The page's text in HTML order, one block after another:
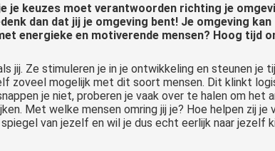
je keuzes moet verantwoorden richting je
dan dat jij je omgeving bent! Je omgeving
energieke en motiverende mensen? Hoog tijd
jij. Ze stimuleren je in je ontwikkeling en steunen je
zoveel mogelijk met dit soort mensen. Dit klinkt
je niet, proberen je vaak over te halen om
Met welke mensen omring jij je? Hoe helpen zij
van jezelf en wil je dus echt eerlijk naar jezelf